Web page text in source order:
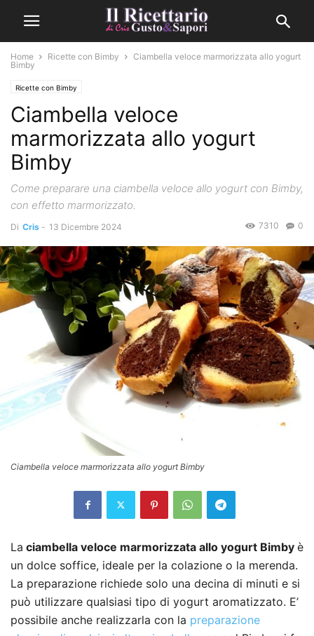
Home Ricette con Bimby
Ciambella veloce marmorizzata allo yogurt
Bimby
Ricette con Bimby
Ciambella veloce
marmorizzata allo yogurt
Bimby
Come preparare una ciambella veloce allo yogurt con Bimby,
con effetto marmorizzato.
Di Cris - 13 Dicembre 2024 0
7310
Ciambella veloce marmorizzata allo yogurt Bimby
La ciambella veloce marmorizzata allo yogurt Bimby è
un dolce soffice, ideale per la colazione o la merenda.
La preparazione richiede solo una decina di minuti e si
può utilizzare qualsiasi tipo di yogurt aromatizzato. E’
possibile anche realizzarla con la preparazione